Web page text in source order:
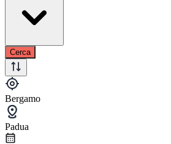
Cerca
Bergamo
Padua